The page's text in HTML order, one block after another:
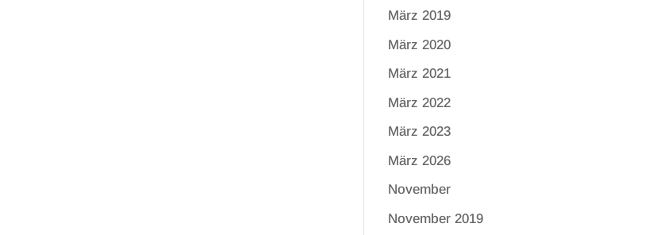
März 2019
März 2020
März 2021
März 2022
März 2023
März 2026
November
November 2019